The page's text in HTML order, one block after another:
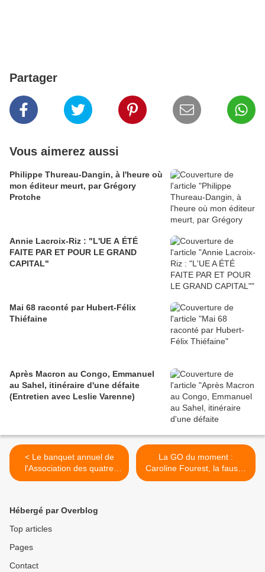
Partager
Vous aimerez aussi
Philippe Thureau-Dangin, à l'heure où
mon éditeur meurt, par Grégory
Protche
Annie Lacroix-Riz : "L'UE A ÉTÉ
FAITE PAR ET POUR LE GRAND
CAPITAL"
Mai 68 raconté par Hubert-Félix
Thiéfaine
Après Macron au Congo, Emmanuel
au Sahel, itinéraire d'une défaite
(Entretien avec Leslie Varenne)
< Le banquet annuel de
l'Association des quatre
horizons avec le show défilé
La GO du moment :
Caroline Fourest, la fausse
sceptique >
Hébergé par Overblog
Top articles
Pages
Contact